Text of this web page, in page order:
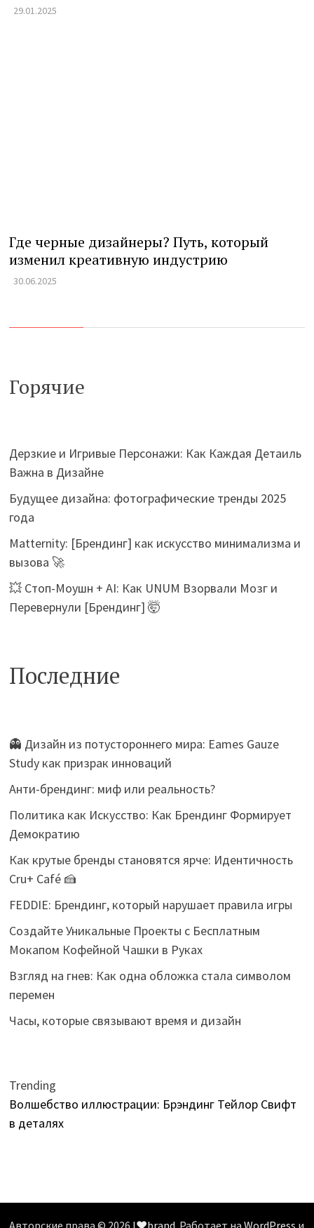
29.01.2025
Где черные дизайнеры? Путь, который
изменил креативную индустрию
30.06.2025
Горячие
Дерзкие и Игривые Персонажи: Как Каждая Детаиль
Важна в Дизайне
Будущее дизайна: фотографические тренды 2025
года
Matternity: [Брендинг] как искусство минимализма и
вызова 🚀
💥 Стоп-Моушн + AI: Как UNUM Взорвали Мозг и
Перевернули [Брендинг] 🤯
Последние
👻 Дизайн из потустороннего мира: Eames Gauze
Study как призрак инноваций
Анти-брендинг: миф или реальность?
Политика как Искусство: Как Брендинг Формирует
Демократию
Как крутые бренды становятся ярче: Идентичность
Cru+ Café 🍰
FEDDIE: Брендинг, который нарушает правила игры
Создайте Уникальные Проекты с Бесплатным
Мокапом Кофейной Чашки в Руках
Взгляд на гнев: Как одна обложка стала символом
перемен
Часы, которые связывают время и дизайн
Trending
Волшебство иллюстрации: Брэндинг Тейлор Свифт
в деталях